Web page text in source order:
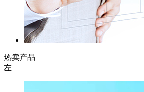
热卖产品
左